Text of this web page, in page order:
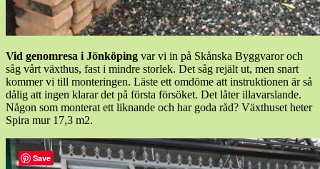
Vid genomresa i Jönköping var vi in på Skånska Byggvaror och
såg vårt växthus, fast i mindre storlek. Det såg rejält ut, men snart
kommer vi till monteringen. Läste ett omdöme att instruktionen är så
dålig att ingen klarar det på första försöket. Det låter illavarslande.
Någon som monterat ett liknande och har goda råd? Växthuset heter
Spira mur 17,3 m2.
Save